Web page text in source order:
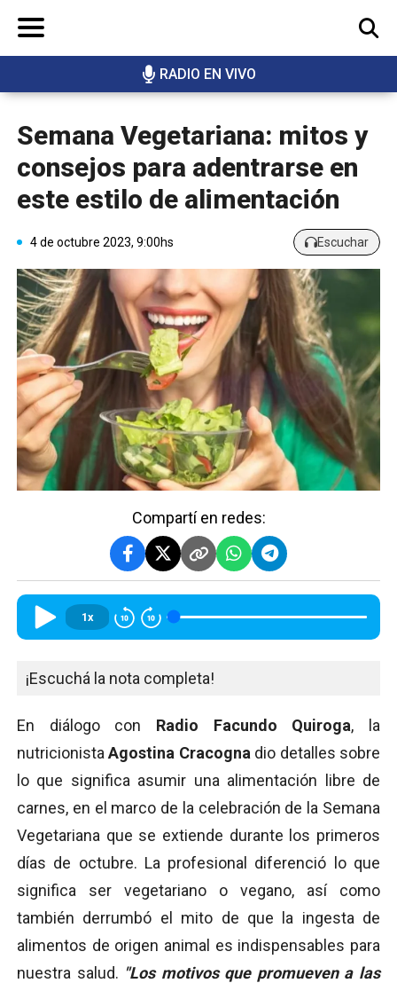
RADIO EN VIVO
BUSCAR
Semana Vegetariana: mitos y
consejos para adentrarse en
este estilo de alimentación
4 de octubre 2023, 9:00hs Escuchar
Compartí en redes:
1x
¡Escuchá la nota completa!
En diálogo con Radio Facundo Quiroga, la
nutricionistaAgostina Cracogna dio detalles sobre
lo que significa asumir una alimentación libre de
carnes, en el marco de la celebración de la Semana
Vegetariana que se extiende durante los primeros
días de octubre. La profesional diferenció lo que
significa ser vegetariano o vegano, así como
también derrumbó el mito de que la ingesta de
alimentos de origen animal es indispensables para
nuestra salud. "Los motivos que promueven a las